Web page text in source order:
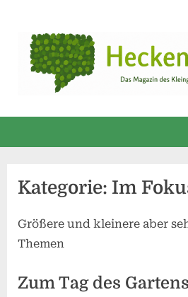
content
Kategorie: Im
Größere und kleinere aber
Themen
Zum Tag des